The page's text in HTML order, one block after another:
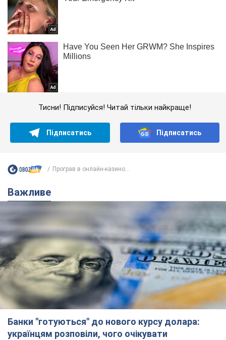
Тисни! Підписуйся! Читай тільки найкраще!
Підписатись Підписатись
Програв в онлайн-казино...
Важливе
Банки "готуються" до нового курсу долара:
українцям розповіли, чого очікувати